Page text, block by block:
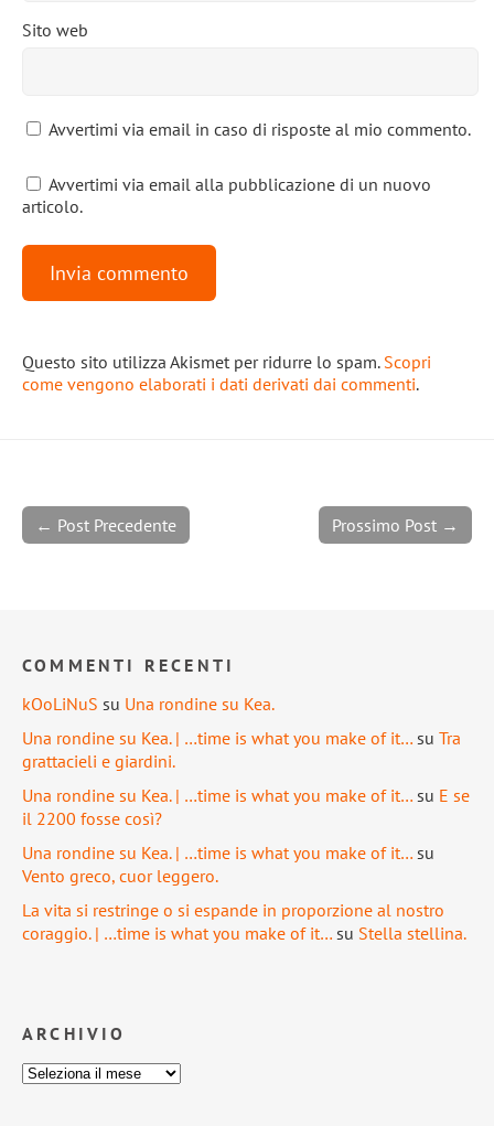
Sito web
Avvertimi via email in caso di risposte al mio commento.
Avvertimi via email alla pubblicazione di un nuovo
articolo.
Questo sito utilizza Akismet per ridurre lo spam. Scopri
come vengono elaborati i dati derivati dai commenti.
Prossimo Post →
← Post Precedente
COMMENTI RECENTI
kOoLiNuS su Una rondine su Kea.
Una rondine su Kea. | …time is what you make of it… su Tra
grattacieli e giardini.
Una rondine su Kea. | …time is what you make of it… su E se
il 2200 fosse così?
Una rondine su Kea. | …time is what you make of it… su
Vento greco, cuor leggero.
La vita si restringe o si espande in proporzione al nostro
coraggio. | …time is what you make of it… su Stella stellina.
ARCHIVIO